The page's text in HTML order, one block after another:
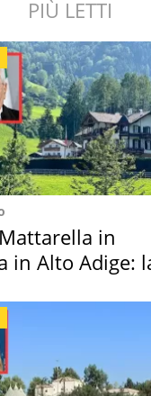
PIÙ LETTI
in
in Alto Adige: